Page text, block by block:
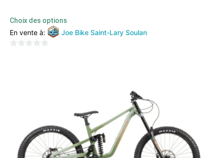
Choix des options
En vente à: Joe Bike Saint-Lary Soulan